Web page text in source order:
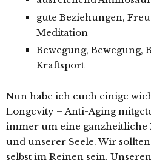
gute Beziehungen,
Meditation
Bewegung, Bewegung,
Kraftsport
Nun habe ich euch einige
Longevity – Anti-Aging
immer um eine ganzheitliche
und unserer Seele. Wir
selbst im Reinen sein.